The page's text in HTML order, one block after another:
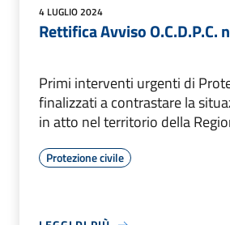
4 LUGLIO 2024
Rettifica Avviso O.C.D.P.C.
Primi interventi urgenti di
finalizzati a contrastare la
in atto nel territorio della
Protezione civile